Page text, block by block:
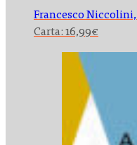
Francesco Niccolini,
Carta: 16,99€